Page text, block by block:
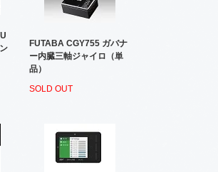
FUTABA CGY755 ガバナ
ー内臓三軸ジャイロ（単
品）
SOLD OUT